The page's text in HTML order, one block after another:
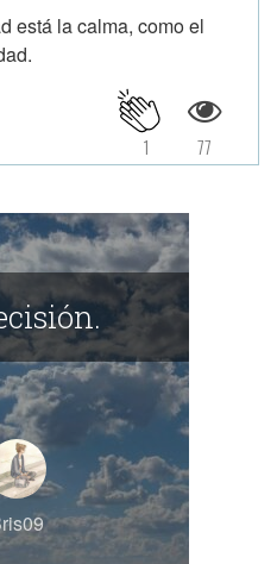
está la calma, como el
77
1